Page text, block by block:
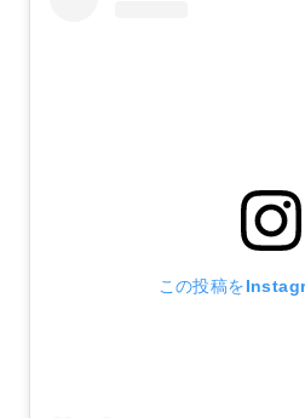
この投稿を